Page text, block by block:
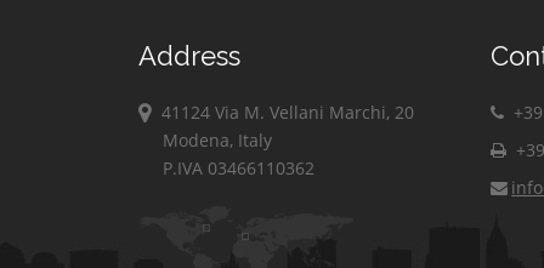
Address
41124 Via M. Vellani Marchi, 20
Modena, Italy
P.IVA 03466110362